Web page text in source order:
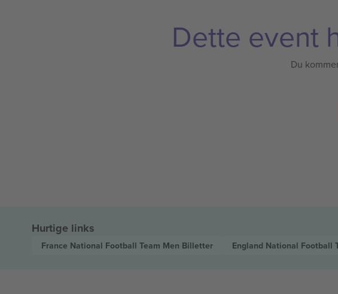
Dette event
Du
Hurtige links
France National Football Team Men Billetter England National Football